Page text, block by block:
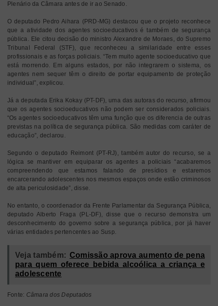
Plenário da Câmara antes de ir ao Senado.
O deputado Pedro Aihara (PRD-MG) destacou que o projeto reconhece
que a atividade dos agentes socioeducativos é também de segurança
pública. Ele citou decisão do ministro Alexandre de Moraes, do Supremo
Tribunal Federal (STF), que reconheceu a similaridade entre esses
profissionais e as forças policiais. “Tem muito agente socioeducativo que
está morrendo. Em alguns estados, por não integrarem o sistema, os
agentes nem sequer têm o direito de portar equipamento de proteção
individual”, explicou.
Já a deputada Erika Kokay (PT-DF), uma das autoras do recurso, afirmou
que os agentes socioeducativos não podem ser considerados policiais.
“Os agentes socioeducativos têm uma função que os diferencia de outras
previstas na política de segurança pública. São medidas com caráter de
educação”, declarou.
Segundo o deputado Reimont (PT-RJ), também autor do recurso, se a
lógica se mantiver em equiparar os agentes a policiais “acabaremos
compreendendo que estamos falando de presídios e estaremos
encarcerando adolescentes nos mesmos espaços onde estão criminosos
de alta periculosidade”, disse.
No entanto, o coordenador da Frente Parlamentar da Segurança Pública,
deputado Alberto Fraga (PL-DF), disse que o recurso demonstra um
desconhecimento do governo sobre a segurança pública, por já haver
várias entidades pertencentes ao Susp.
Veja também: Comissão aprova aumento de pena
para quem oferece bebida alcoólica a criança e
adolescente
Fonte: Câmara dos Deputados